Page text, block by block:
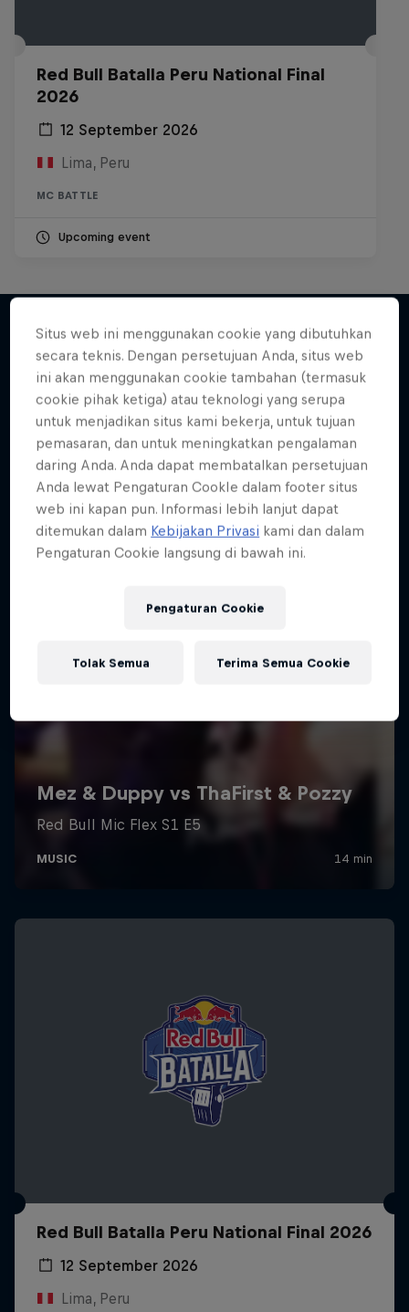
Red Bull Batalla Peru National Final
2026
12 September 2026
Lima, Peru
MC BATTLE
Upcoming event
Lebih banyak seperti ini
Red Bull Batalla Peru National Final 2026
12 September 2026
Lima, Peru
Situs web ini menggunakan cookie yang dibutuhkan
secara teknis. Dengan persetujuan Anda, situs web
ini akan menggunakan cookie tambahan (termasuk
cookie pihak ketiga) atau teknologi yang serupa
untuk menjadikan situs kami bekerja, untuk tujuan
pemasaran, dan untuk meningkatkan pengalaman
daring Anda. Anda dapat membatalkan persetujuan
Anda lewat Pengaturan CookIe dalam footer situs
web ini kapan pun. Informasi lebih lanjut dapat
ditemukan dalam Kebijakan Privasi kami dan dalam
Pengaturan Cookie langsung di bawah ini.
Pengaturan Cookie
Tolak Semua Terima Semua Cookie